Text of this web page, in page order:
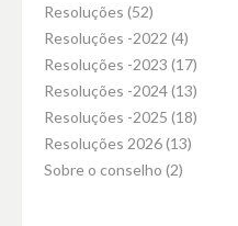
Resoluções (52)
Resoluções -2022 (4)
Resoluções -2023 (17)
Resoluções -2024(13)
Resoluções -2025 (18)
Resoluções 2026(13)
Sobre o conselho (2)